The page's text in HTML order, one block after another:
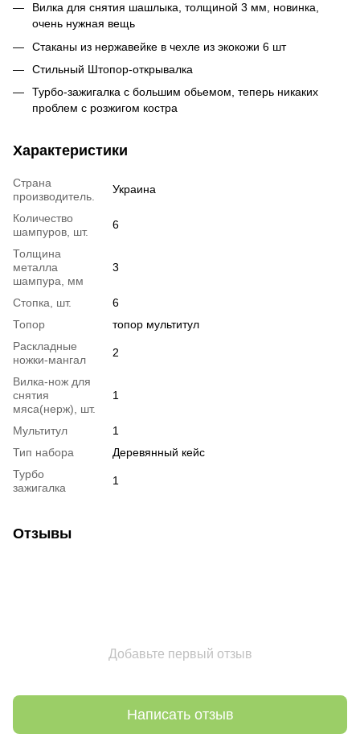
Вилка для снятия шашлыка, толщиной 3 мм, новинка,
очень нужная вещь
Стаканы из нержавейке в чехле из экокожи 6 шт
Стильный Штопор-открывалка
Турбо-зажигалка с большим обьемом, теперь никаких
проблем с розжигом костра
Характеристики
Страна
производитель.
Украина
Количество
шампуров, шт.
6
Толщина
металла
шампура, мм
3
Стопка, шт.
6
Топор
топор мультитул
Раскладные
ножки-мангал
2
Вилка-нож для
снятия
мяса(нерж), шт.
1
Мультитул
1
Тип набора
Деревянный кейс
Турбо
зажигалка
1
Отзывы
Добавьте первый отзыв
Написать отзыв